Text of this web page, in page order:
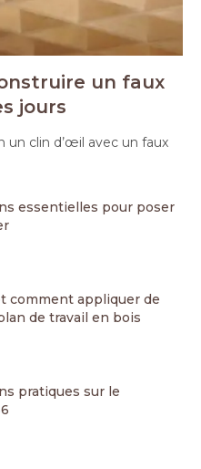
un faux
jours
un clin d’œil avec un faux
essentielles pour poser
comment appliquer de
de travail en bois
pratiques sur le